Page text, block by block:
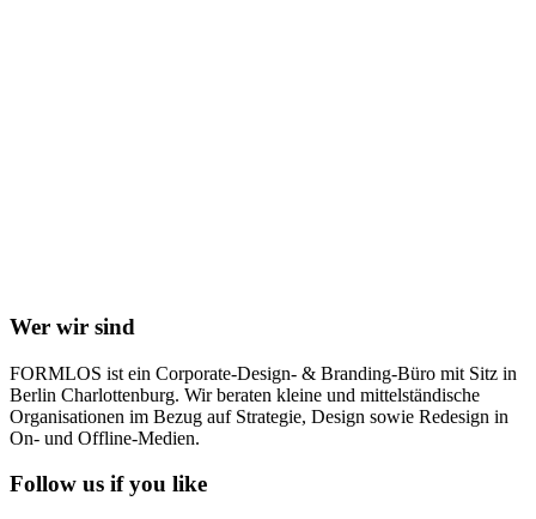
Wer wir sind
FORMLOS ist ein Corporate-Design- & Branding-Büro mit Sitz in
Berlin Charlottenburg. Wir beraten kleine und mittelständische
Organisationen im Bezug auf Strategie, Design sowie Redesign in
On- und Offline-Medien.
Follow us if you like